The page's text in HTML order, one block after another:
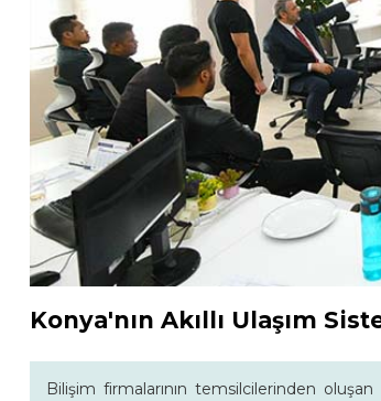
Konya'nın Akıllı Ulaşım
Bilişim firmalarının temsilcilerinden